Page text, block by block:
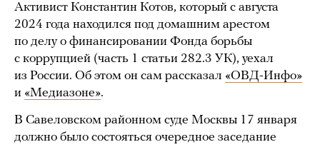
Активист Константин Котов, который с августа
2024 года находился под домашним арестом
по делу о финансировании Фонда борьбы
с коррупцией (часть 1 статьи 282.3 УК), уехал
из России. Об этом он сам рассказал «ОВД-Инфо»
и «Медиазоне».
В Савеловском районном суде Москвы 17 января
должно было состояться очередное заседание